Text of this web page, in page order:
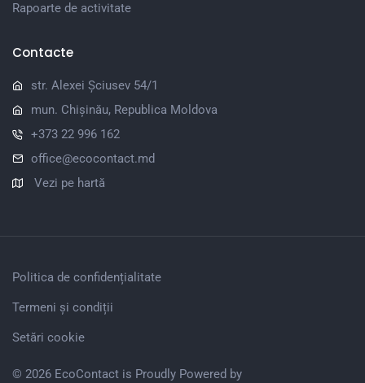
Rapoarte de activitate
Contacte
str. Alexei Șciusev 54/1
mun. Chișinău, Republica Moldova
+373 22 996 162
office@ecocontact.md
Vezi pe hartă
Politica de confidențialitate
Termeni și condiții
Setări cookie
© 2026 EcoContact is Proudly Powered by